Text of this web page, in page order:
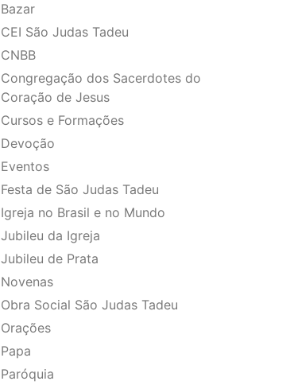
Bazar
CEI São Judas Tadeu
CNBB
Congregação dos Sacerdotes do
Coração de Jesus
Cursos e Formações
Devoção
Eventos
Festa de São Judas Tadeu
Igreja no Brasil e no Mundo
Jubileu da Igreja
Jubileu de Prata
Novenas
Obra Social São Judas Tadeu
Orações
Papa
Paróquia